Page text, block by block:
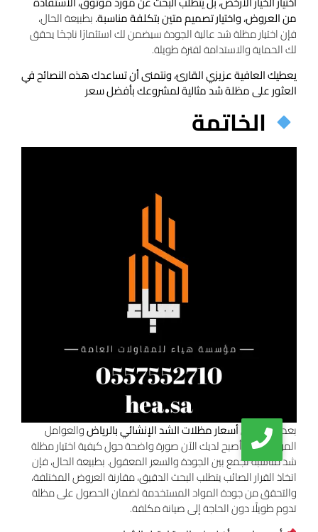
من العروض، واختيار تصميم متين بتكلفة مناسبة.بطبيعة الحال،
فإن اختيار مظلة شد عالية الجودة سيضمن لك استثمارًا ناجحًا يحقق
لك الحماية والاستدامة لفترة طويلة.
يعطيك العافية عزيزي القارئ، ونتمنى أن تساعدك هذه النصائح في
العثور على مظلة شد مثالية لمشروعك بأفضل سعر
الخاتمة
بعد استعراضأسعار مظلات الشد الإنشائي بالرياضوالعوامل
المؤثرة فيها، أصبح لديك الآن صورة واضحة حول كيفية اختيار مظلة
شد مناسبة تجمع بين الجودة والسعر المعقول. بطبيعة الحال، فإن
اتخاذ القرار الصائب يتطلب البحث الدقيق، مقارنة العروض المختلفة،
والتحقق من جودة المواد المستخدمة لضمان الحصول على مظلة
تدوم طويلًا دون الحاجة إلى صيانة مكلفة.